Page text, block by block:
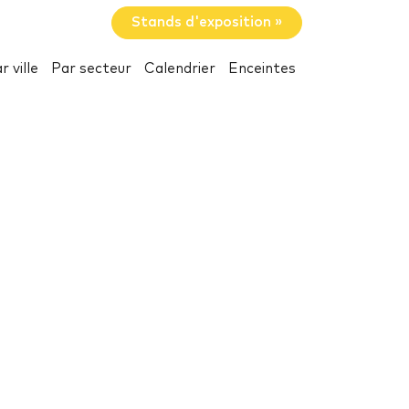
Stands d'exposition »
ville Par secteur Calendrier Enceintes